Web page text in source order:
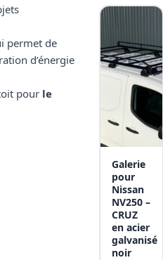
permet de
d’énergie
pour le
Galerie
pour
Nissan
NV250 –
CRUZ
en acier
galvanisé
noir